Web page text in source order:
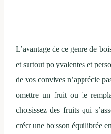
L’avantage de ce genre de
et surtout polyvalentes et
de vos convives n’apprécie
omettre un fruit ou le
choisissez des fruits qui
créer une boisson équilibrée